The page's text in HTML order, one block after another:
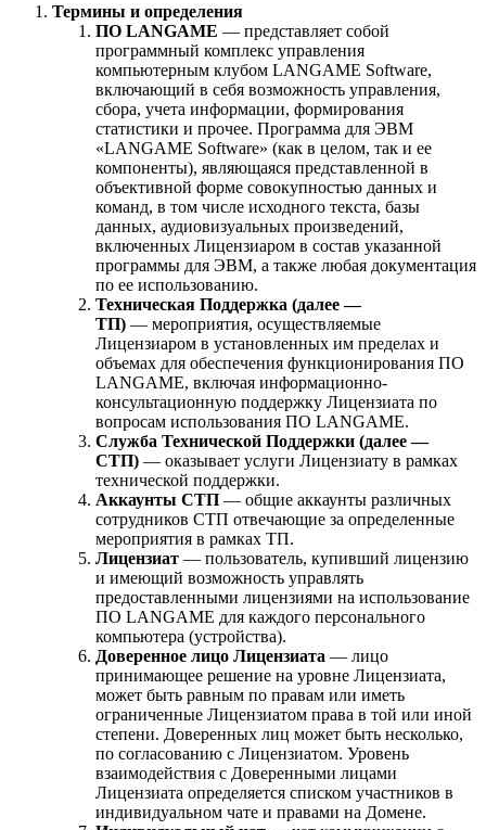
Термины и определения
ПО LANGAME — представляет собой
программный комплекс управления
компьютерным клубом LANGAME Software,
включающий в себя возможность управления,
сбора, учета информации, формирования
статистики и прочее. Программа для ЭВМ
«LANGAME Software» (как в целом, так и ее
компоненты), являющаяся представленной в
объективной форме совокупностью данных и
команд, в том числе исходного текста, базы
данных, аудиовизуальных произведений,
включенных Лицензиаром в состав указанной
программы для ЭВМ, а также любая документация
по ее использованию.
Техническая Поддержка (далее —
ТП) — мероприятия, осуществляемые
Лицензиаром в установленных им пределах и
объемах для обеспечения функционирования ПО
LANGAME, включая информационно-
консультационную поддержку Лицензиата по
вопросам использования ПО LANGAME.
Служба Технической Поддержки (далее —
СТП) — оказывает услуги Лицензиату в рамках
технической поддержки.
Аккаунты СТП — общие аккаунты различных
сотрудников СТП отвечающие за определенные
мероприятия в рамках ТП.
Лицензиат — пользователь, купивший лицензию
и имеющий возможность управлять
предоставленными лицензиями на использование
ПО LANGAME для каждого персонального
компьютера (устройства).
Доверенное лицо Лицензиата — лицо
принимающее решение на уровне Лицензиата,
может быть равным по правам или иметь
ограниченные Лицензиатом права в той или иной
степени. Доверенных лиц может быть несколько,
по согласованию с Лицензиатом. Уровень
взаимодействия с Доверенными лицами
Лицензиата определяется списком участников в
индивидуальном чате и правами на Домене.